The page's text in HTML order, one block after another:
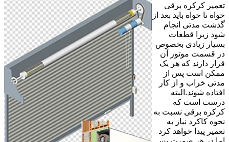
تعمیر کرکره برقی
خواه نا خواه باید بعد از
گذشت مدتی انجام
شود زیرا قطعات
بسیار زیادی بخصوص
در قسمت موتور آن
قرار دارند که هر یک
ممکن است پس از
مدتی خراب و از کار
افتاده شوند.البته
درست است که
کرکره برقی نسبت به
نحوه کاکرد نیاز به
تعمیر پیدا خواهد کرد